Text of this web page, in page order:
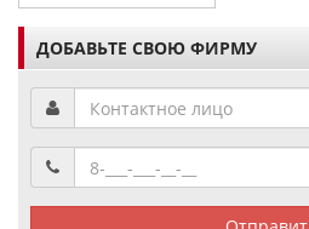
ДОБАВЬТЕ СВОЮ ФИРМУ